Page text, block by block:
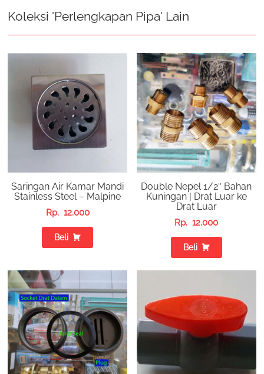
Koleksi 'Perlengkapan Pipa' Lain
Saringan Air Kamar Mandi
Stainless Steel – Malpine
Rp. 12.000
Beli
Double Nepel 1/2″ Bahan
Kuningan | Drat Luar ke
Drat Luar
Rp. 12.000
Beli